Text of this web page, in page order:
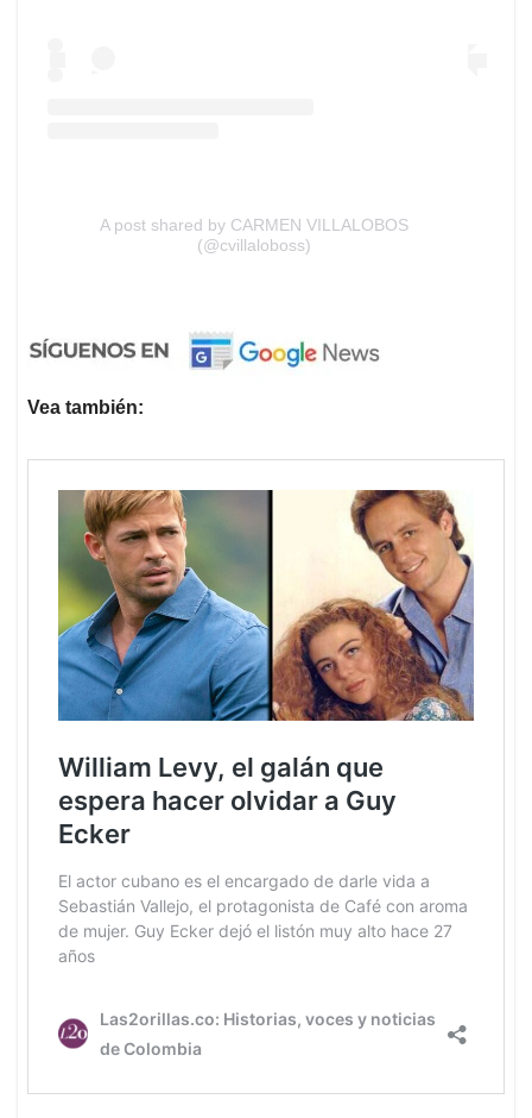
A post shared by CARMEN VILLALOBOS
(@cvillaloboss)
Vea también: